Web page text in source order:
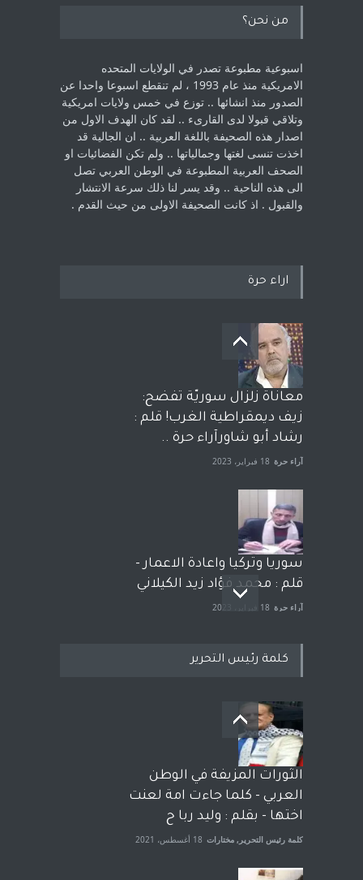
من نحن؟
اسبوعية مطبوعة تصدر في الولايات المتحده
الامريكية منذ عام 1993 ، لم ‏تنقطع اسبوعا واحدا عن
الصدور منذ انشائها .. توزع في خمس ولايات امريكية
‏وتلاقي قبولا لدى القارىء ..‏ لقد كان الهدف الاول من
اصدار هذه الصحيفة باللغة العربية .. ان الجالية قد
اخذت ‏تنسى لغتها وجمالياتها .. ولم تكن الفضائيات او
الصحف العربية المطبوعة في الوطن ‏العربي تصل
الى هذه الناحية .. وقد يسر لنا ذلك سرعة الانتشار
والقبول . اذ كانت ‏الصحيفة الاولى من حيث القدم . ‏
اراء حرة
معاناة زلزال سوريّة تفضح:
زيف ديمقراطية الغرب! قلم :
رشاد أبو شاورآراء حرة ..
آراء حرة 18 فبراير، 2023
سوريا وتركيا واعادة الاعمار -
قلم : محمد فؤاد زيد الكيلاني
آراء حرة 18 فبراير، 2023
بعد معارك قضائية طاحنة كتب
وترافع فيها بنفسه مرة اخرى..
الشيخ طارق يوسف يقهر
الحكومة الأمريكية ، فأعطوه
الجنسية عن يد وهم صاغرون،
آراء حرة مختارات 7 أبريل، 2023
كلمة رئيس التحرير
الثورات المزيفة في الوطن
العربي - كلما جاءت امة لعنت
اختها - بقلم : وليد ربا ح
كلمة رئيس التحرير , مختارات 18 أغسطس، 2021